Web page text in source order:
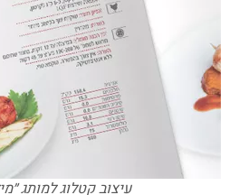
עיצוב קטלוג למותג